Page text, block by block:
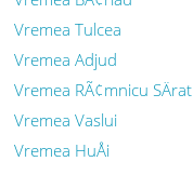
Vremea Tulcea
Vremea Adjud
Vremea RÃ¢mnicu SÄrat
Vremea Vaslui
Vremea HuÅi